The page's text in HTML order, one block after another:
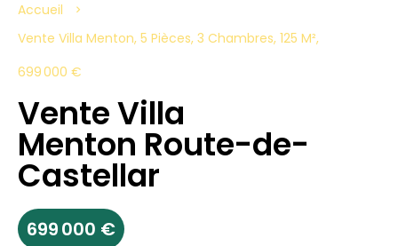
Accueil
Vente Villa Menton, 5 Pièces, 3 Chambres, 125 M²,
699 000 €
Vente Villa
Menton Route-de-
Castellar
699 000 €